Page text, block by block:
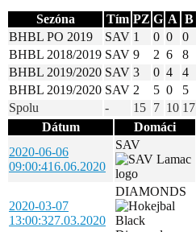
Sezóna Tím PZ G A B
BHBL PO 2019
SAV 1 0 0 0
BHBL 2018/2019 SAV 9 2 6 8
BHBL 2019/2020 SAV 3 0 4 4
BHBL 2019/2020 SAV 2 5 0 5
Spolu
- 15 7 10 17
Dátum
Domáci
2020-06-06
09:00:416.06.2020
SAV
2020-03-07
13:00:327.03.2020
DIAMONDS